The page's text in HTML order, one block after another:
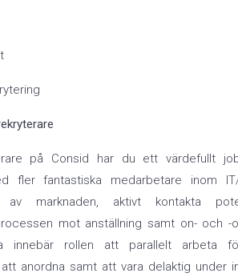
på Consid har du ett värdefullt
fler fantastiska medarbetare inom
av marknaden, aktivt kontakta
mot anställning samt on- och
innebär rollen att parallelt arbeta
anordna samt att vara delaktig under